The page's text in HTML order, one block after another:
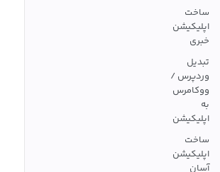
ساخت
اپلیکیشن
خبری
تبدیل
وردپرس /
ووکامرس
به
اپلیکیشن
ساخت
اپلیکیشن
آسان